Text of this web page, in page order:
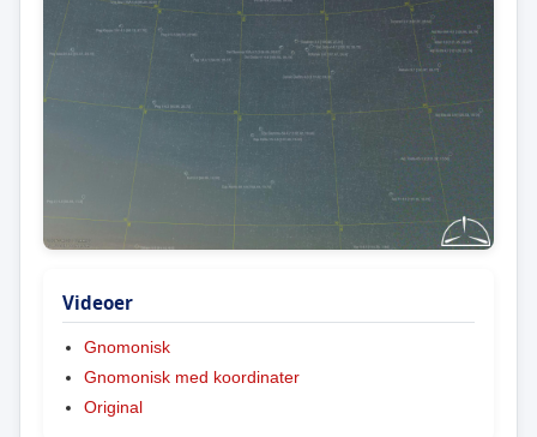
Videoer
Gnomonisk
Gnomonisk med koordinater
Original